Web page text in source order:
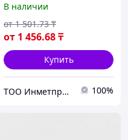
заклепка-гайка...
В наличии
от 1 456.68₸
от 1 501.73 ₸
Купить
ТОО Инметпром 100%